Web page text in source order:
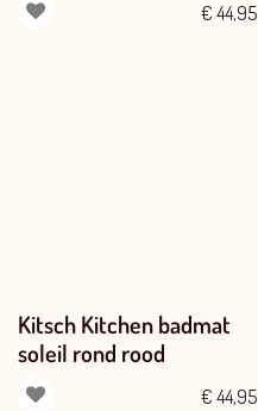
€ 44,95
Kitsch Kitchen badmat
soleil rond rood
€ 44,95